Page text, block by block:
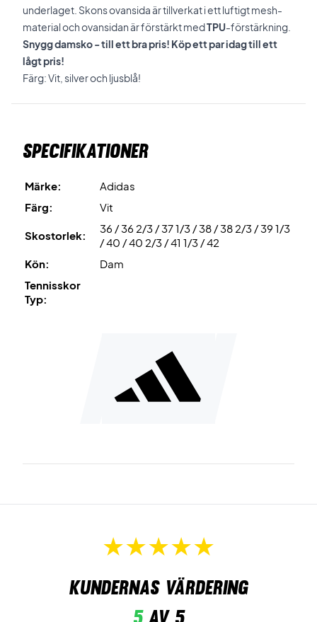
underlaget. Skons ovansida är tillverkat i ett luftigt mesh-
material och ovansidan är förstärkt medTPU-förstärkning.
Snygg damsko - till ett bra pris! Köp ett par idag till ett
lågt pris!
Färg: Vit, silver och ljusblå!
Specifikationer
Märke:
Adidas
Färg:
Vit
Skostorlek:
36 / 36 2/3 / 37 1/3 / 38 / 38 2/3 / 39 1/3
/ 40 / 40 2/3 / 41 1/3 / 42
Kön:
Dam
Tennisskor
Typ:
Kundernas värdering
5av 5